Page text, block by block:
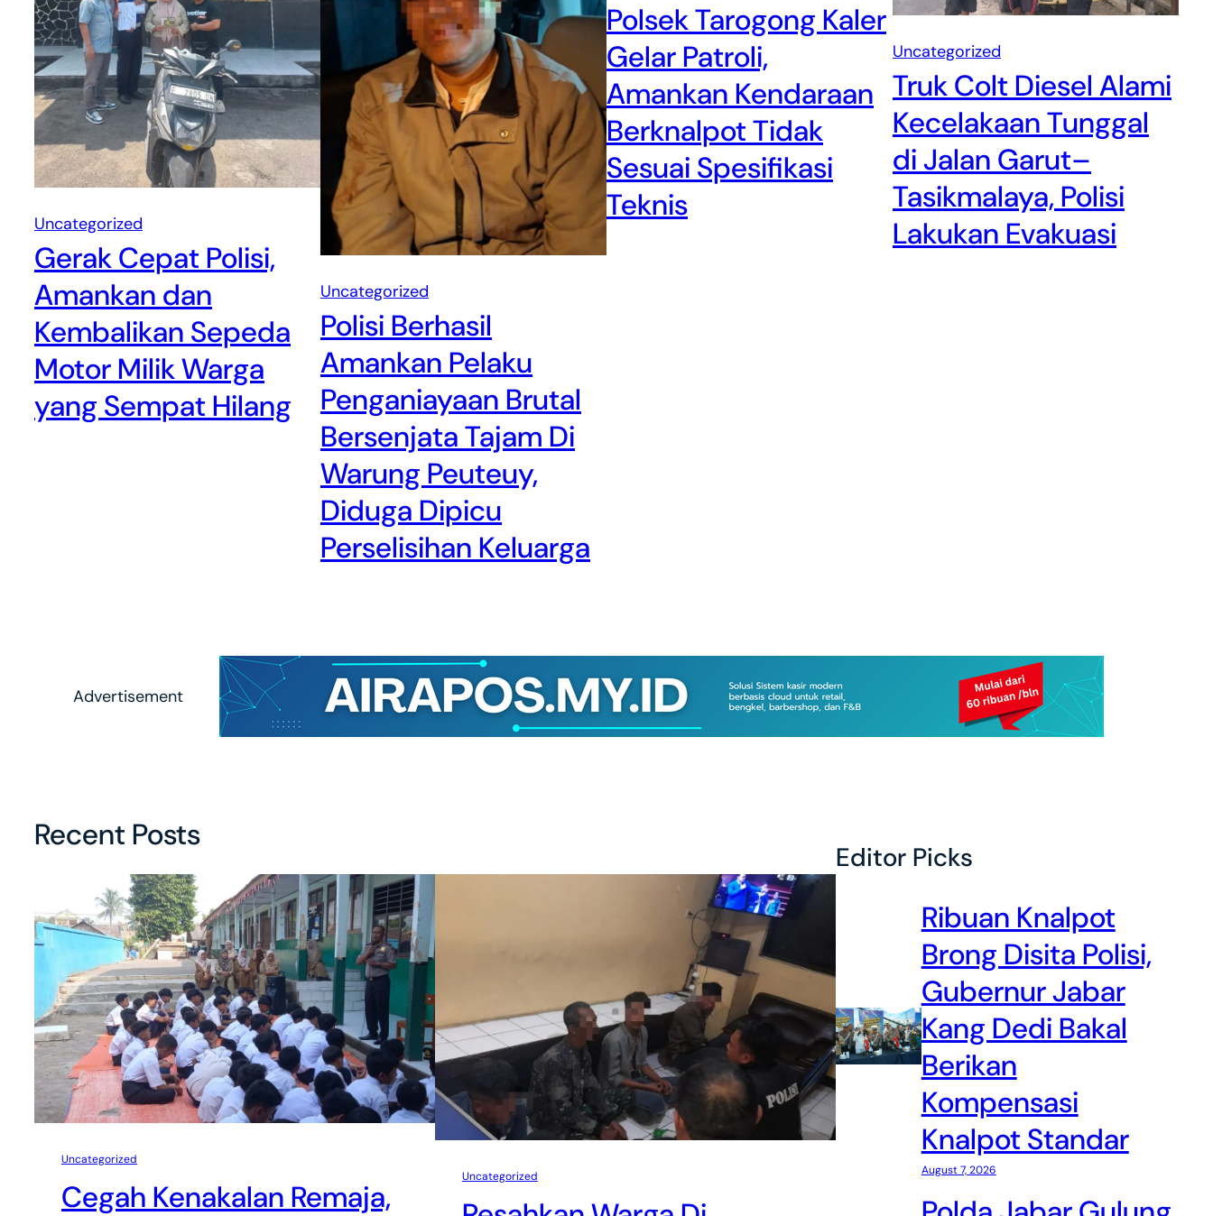
Uncategorized
Gerak Cepat Polisi,
Amankan dan
Kembalikan Sepeda
Motor Milik Warga
yang Sempat Hilang
Uncategorized
Polisi Berhasil
Amankan Pelaku
Penganiayaan Brutal
Bersenjata Tajam Di
Warung Peuteuy,
Diduga Dipicu
Perselisihan Keluarga
Polsek Tarogong Kaler
Gelar Patroli,
Amankan Kendaraan
Berknalpot Tidak
Sesuai Spesifikasi
Teknis
Uncategorized
Truk Colt Diesel Alami
Kecelakaan Tunggal
di Jalan Garut–
Tasikmalaya, Polisi
Lakukan Evakuasi
Advertisement
Recent Posts
Uncategorized
Cegah Kenakalan Remaja,
Uncategorized
Editor Picks
Ribuan Knalpot
Brong Disita Polisi,
Gubernur Jabar
Kang Dedi Bakal
Berikan
Kompensasi
Knalpot Standar
August 7, 2026